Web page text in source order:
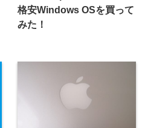
格安Windows OSを買って
みた！